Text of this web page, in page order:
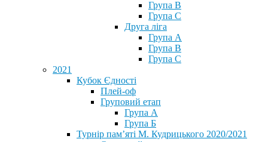
Група B
Група C
Друга ліга
Група A
Група B
Група C
2021
Кубок Єдності
Плей-оф
Груповий етап
Група А
Група Б
Турнір пам’яті М. Кудрицького 2020/2021